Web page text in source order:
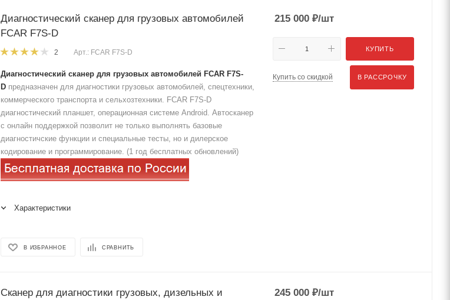
Диагностический сканер для грузовых автомобилей
FCAR F7S-D
2 Арт.: FCAR F7S-D
Диагностический сканер для грузовых автомобилей FCAR F7S-
D предназначен для диагностики грузовых автомобилей, спецтехники,
коммерческого транспорта и сельхозтехники. FCAR F7S-D
диагностический планшет, операционная системе Android. Автосканер
с онлайн поддержкой позволит не только выполнять базовые
диагностичские функции и специальные тесты, но и дилерское
кодирование и программирование. (1 год бесплатных обновлений)
Характеристики
В ИЗБРАННОЕ СРАВНИТЬ
215 000 ₽/шт
КУПИТЬ
Купить со скидкой В РАССРОЧКУ
Сканер для диагностики грузовых, дизельных и
245 000 ₽/шт